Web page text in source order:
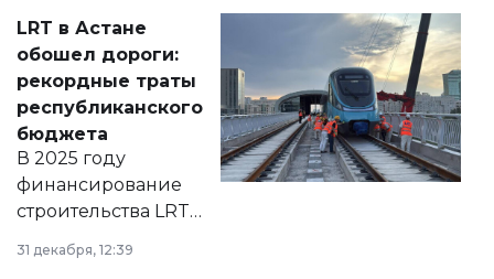
документ
появился в базе
нормативных
правовых актов и
на сайте маслихат
города.
LRT в Астане
обошел дороги:
рекордные траты
республиканского
бюджета
В 2025 году
финансирование
строительства LRT
в Астане из
республиканского
31 декабря, 12:39